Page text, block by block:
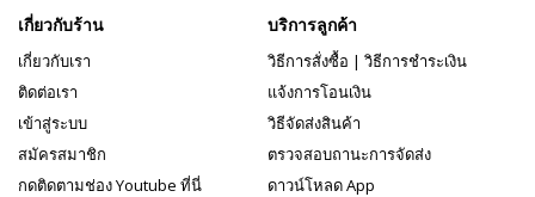
เกี่ยวกับร้าน
เกี่ยวกับเรา
ติดต่อเรา
เข้าสู่ระบบ
สมัครสมาชิก
กดติดตามช่อง Youtube ที่นี่
บริการลูกค้า
วิธีการสั่งซื้อ | วิธีการชำระเงิน
แจ้งการโอนเงิน
วิธีจัดส่งสินค้า
ตรวจสอบถานะการจัดส่ง
ดาวน์โหลด App